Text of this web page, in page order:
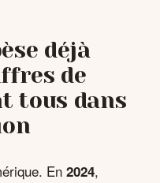
déjà
de
tous dans
En 2024,